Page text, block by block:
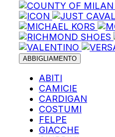
ABBIGLIAMENTO
ABITI
CAMICIE
CARDIGAN
COSTUMI
FELPE
GIACCHE